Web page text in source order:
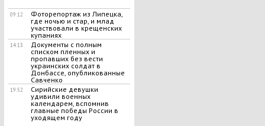
09:12
Фоторепортаж из Липецка,
где ночью и стар, и млад
участвовали в крещенских
купаниях
14:13
Документы с полным
списком пленных и
пропавших без вести
украинских солдат в
Донбассе, опубликованные
Савченко
19:52
Сирийские девушки
удивили военных
календарем, вспомнив
главные победы России в
уходящем году